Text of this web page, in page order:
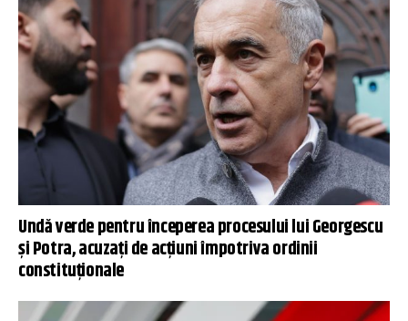
Undă verde pentru începerea procesului lui Georgescu
și Potra, acuzați de acţiuni împotriva ordinii
constituționale